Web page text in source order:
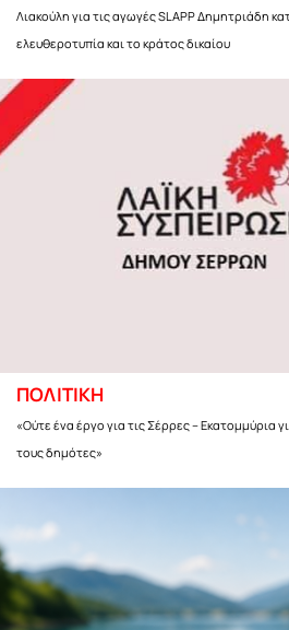
Λιακούλη για τις αγωγές SLAPP Δημητριάδη
ελευθεροτυπία και το κράτος δικαίου
ΠΟΛΙΤΙΚΗ
«Ούτε ένα έργο για τις Σέρρες – Εκατομμύρια
τους δημότες»